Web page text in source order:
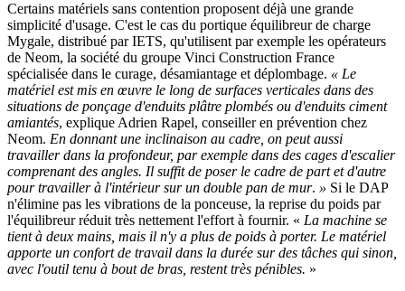
Certains matériels sans contention proposent déjà une grande
simplicité d'usage. C'est le cas du portique équilibreur de charge
Mygale, distribué par IETS, qu'utilisent par exemple les opérateurs
de Neom, la société du groupe Vinci Construction France
spécialisée dans le curage, désamiantage et déplombage. « Le
matériel est mis en œuvre le long de surfaces verticales dans des
situations de ponçage d'enduits plâtre plombés ou d'enduits ciment
amiantés, explique Adrien Rapel, conseiller en prévention chez
Neom. En donnant une inclinaison au cadre, on peut aussi
travailler dans la profondeur, par exemple dans des cages d'escalier
comprenant des angles. Il suffit de poser le cadre de part et d'autre
pour travailler à l'intérieur sur un double pan de mur. » Si le DAP
n'élimine pas les vibrations de la ponceuse, la reprise du poids par
l'équilibreur réduit très nettement l'effort à fournir. « La machine se
tient à deux mains, mais il n'y a plus de poids à porter. Le matériel
apporte un confort de travail dans la durée sur des tâches qui sinon,
avec l'outil tenu à bout de bras, restent très pénibles. »